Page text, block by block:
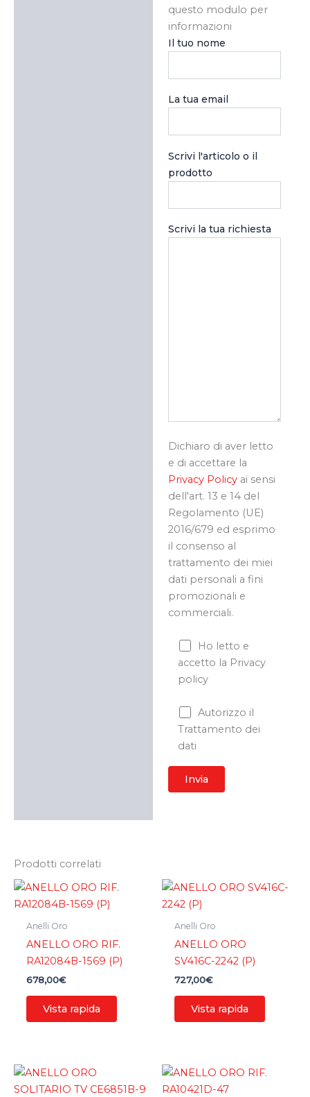
questo modulo per
informazioni
Il tuo nome
La tua email
Scrivi l'articolo o il
prodotto
Scrivi la tua richiesta
Dichiaro di aver letto
e di accettare la
Privacy Policyai sensi
dell'art. 13 e 14 del
Regolamento (UE)
2016/679 ed esprimo
il consenso al
trattamento dei miei
dati personali a fini
promozionali e
commerciali.
Ho letto e
accetto la Privacy
policy
Autorizzo il
Trattamento dei
dati
Prodotti correlati
Anelli Oro
ANELLO ORO RIF.
RA12084B-1569 (P)
678,00€
Vista rapida
Anelli Oro
ANELLO ORO
SV416C-2242 (P)
727,00€
Vista rapida